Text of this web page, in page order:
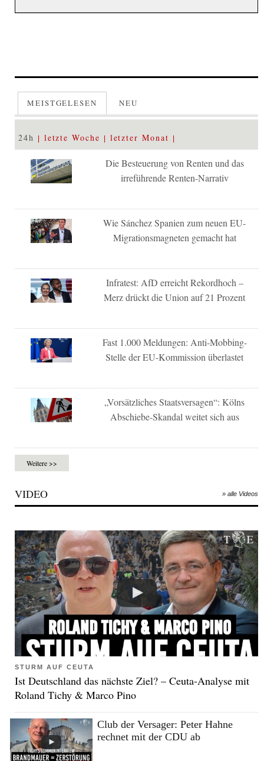
MEISTGELESEN NEU
24h letzte Woche letzter Monat
Die Besteuerung von Renten und das
irreführende Renten-Narrativ
Wie Sánchez Spanien zum neuen EU-
Migrationsmagneten gemacht hat
Infratest: AfD erreicht Rekordhoch –
Merz drückt die Union auf 21 Prozent
Fast 1.000 Meldungen: Anti-Mobbing-
Stelle der EU-Kommission überlastet
„Vorsätzliches Staatsversagen“: Kölns
Abschiebe-Skandal weitet sich aus
Weitere >>
VIDEO » alle Videos
STURM AUF CEUTA
Ist Deutschland das nächste Ziel? – Ceuta-Analyse mit
Roland Tichy & Marco Pino
Club der Versager: Peter Hahne
rechnet mit der CDU ab